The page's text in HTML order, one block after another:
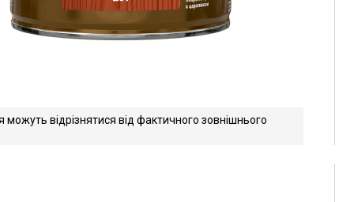
відрізнятися від фактичного зовнішнього